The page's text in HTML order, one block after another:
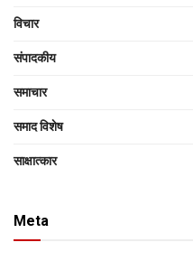
विचार
संपादकीय
समाचार
समाद विशेष
साक्षात्‍कार
Meta